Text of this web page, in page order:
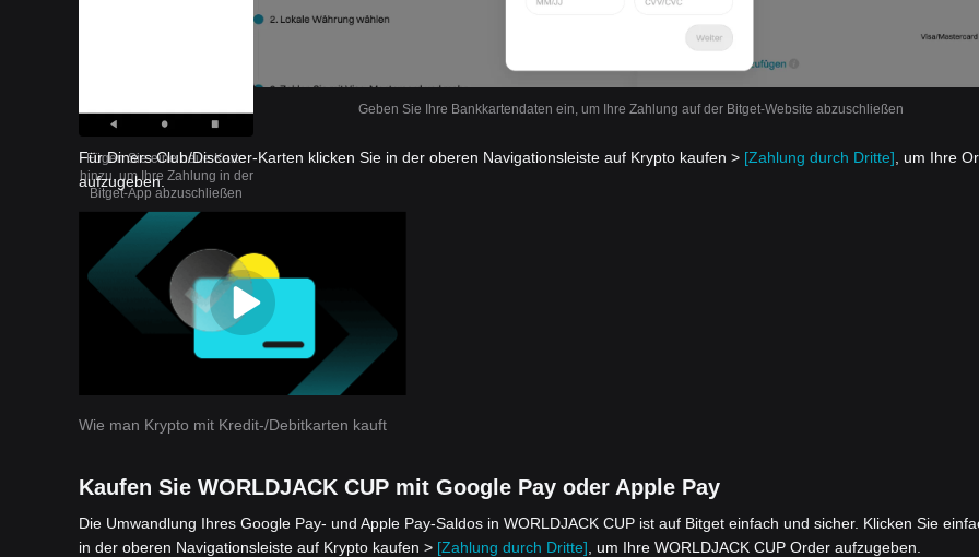
Fügen Sie eine neue Karte
hinzu, um Ihre Zahlung in der
Bitget-App abzuschließen
Geben Sie Ihre Bankkartendaten ein, um Ihre Zahlung auf der Bitget-Website abzuschließen
Für Diners Club/Discover-Karten klicken Sie in der oberen Navigationsleiste auf Krypto kaufen > [Zahlung durch Dritte] , um Ihre
aufzugeben.
Wie man Krypto mit Kredit-/Debitkarten kauft
Kaufen Sie WORLDJACK CUP mit Google Pay oder Apple Pay
Die Umwandlung Ihres Google Pay- und Apple Pay-Saldos in WORLDJACK CUP ist auf Bitget einfach und sicher. Klicken Sie
in der oberen Navigationsleiste auf Krypto kaufen > [Zahlung durch Dritte] , um Ihre WORLDJACK CUP Order aufzugeben.